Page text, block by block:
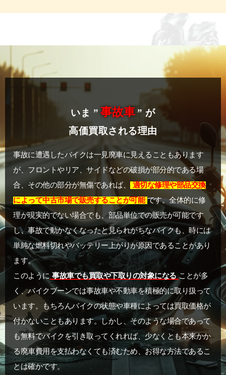
いま ” 事故車” が
高価買取される理由
事故に遭遇したバイクは一見廃車に見えることもあります
が、フロントやリア、サイドなどの破損が部分的である場
合、その他の部分が無傷であれば、
適切な修理や部品交換
によって中古市場で販売することが可能 です。全体的に修
理が現実的でない場合でも、部品単位での販売が可能です
し、事故で動かなくなったと見られがちなバイクも、時には
単純な燃料切れやバッテリー上がりが原因であることがあり
ます。
このように 事故車でも買取や下取りの対象になる ことが多
く、バイクブーンでは事故車や不動車を積極的に取り扱って
います。もちろんバイクの状態や車種によっては買取価格が
付かないこともあります。しかし、そのような場合であって
も無料でバイクを引き取ってくれれば、少なくとも本来かか
る廃車費用を支払わなくても済むため、お得な方法であるこ
とは確かです。